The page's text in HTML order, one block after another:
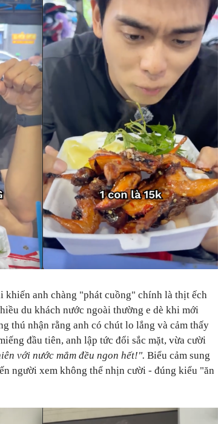
khiến anh chàng "phát cuồng" chính là thịt ếch
du khách nước ngoài thường e dè khi mới
thú nhận rằng anh có chút lo lắng và cảm thấy
đầu tiên, anh lập tức đổi sắc mặt, vừa cười
với nước mắm đều ngon hết!". Biểu cảm sung
người xem không thể nhịn cười - đúng kiểu "ăn